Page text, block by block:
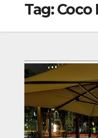
Tag:Coco